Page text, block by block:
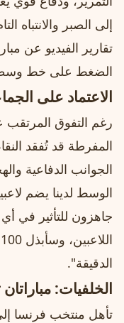
إلى الصبر والانتباه
تقارير الفيديو عن
الضغط على خط
الاعتماد على
رغم التفوق
المفرطة قد تُفقد
الجوانب الدفاعية
الوسط لدينا يضم
جاهزون للتأثير في
الدقيقة".
الخلفيات: